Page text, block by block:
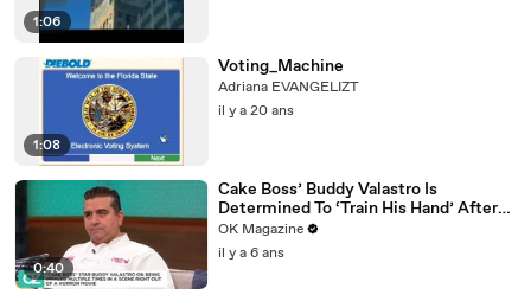
1:06
1:08
Voting_Machine
Adriana EVANGELIZT
il y a 20 ans
0:40
Cake Boss’ Buddy Valastro Is
Determined To ‘Train His Hand’ After
Accident: Watch
OK Magazine
il y a 6 ans